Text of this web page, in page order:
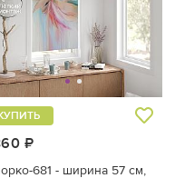
₽
681 - ширина 57 см,